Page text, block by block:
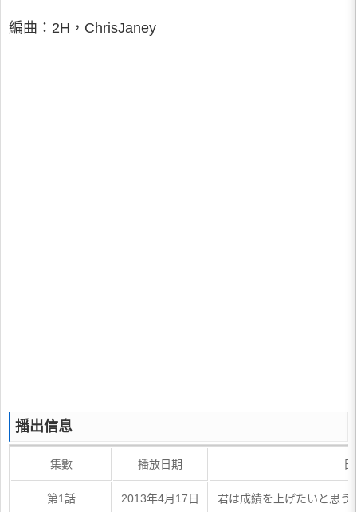
編曲：2H，ChrisJaney
播出信息
集數 播放日期
第1話 2013年4月17日 君は成績を上げたいと思う